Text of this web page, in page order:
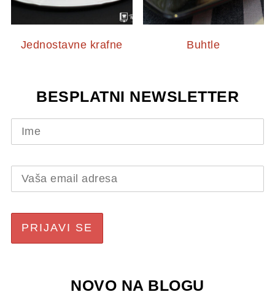
Jednostavne krafne Buhtle
BESPLATNI NEWSLETTER
NOVO NA BLOGU